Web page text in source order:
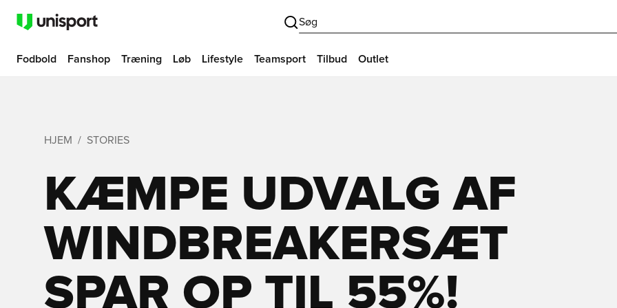
Søg
Fodbold Fanshop Træning Løb Lifestyle Teamsport Tilbud Outlet
HJEM STORIES
KÆMPE UDVALG AF
WINDBREAKERSÆT 
SPAR OP TIL 55%!